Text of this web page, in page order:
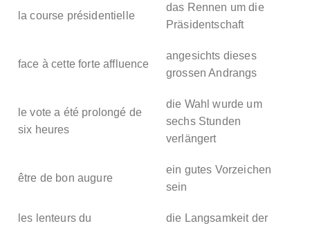
la course présidentielle
das Rennen um die
Präsidentschaft
face à cette forte affluence
angesichts dieses
grossen Andrangs
le vote a été prolongé de
six heures
die Wahl wurde um
sechs Stunden
verlängert
être de bon augure
ein gutes Vorzeichen
sein
les lenteurs du
die Langsamkeit der